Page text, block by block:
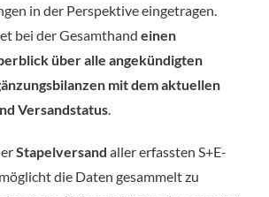
in der Perspektive eingetragen.
bei der Gesamthand einen
über alle angekündigten
mit dem aktuellen
Versandstatus
Stapelversand aller erfassten S+E-
die Daten gesammelt zu